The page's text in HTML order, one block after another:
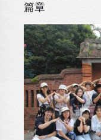
篇章